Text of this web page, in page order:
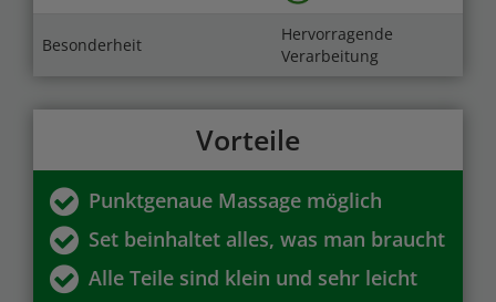
Besonderheit
Hervorragende
Verarbeitung
Vorteile
Punktgenaue Massage möglich
Set beinhaltet alles, was man braucht
Alle Teile sind klein und sehr leicht